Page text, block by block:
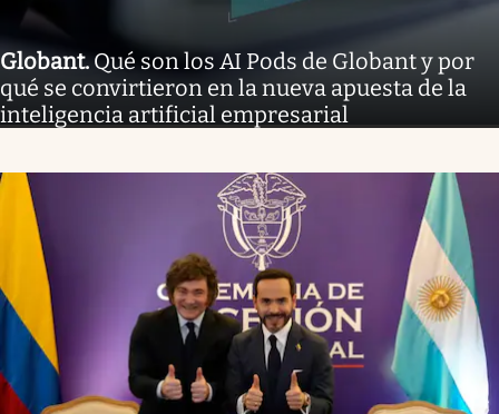
Globant.Qué son los AI Pods de Globant y por
qué se convirtieron en la nueva apuesta de la
inteligencia artificial empresarial